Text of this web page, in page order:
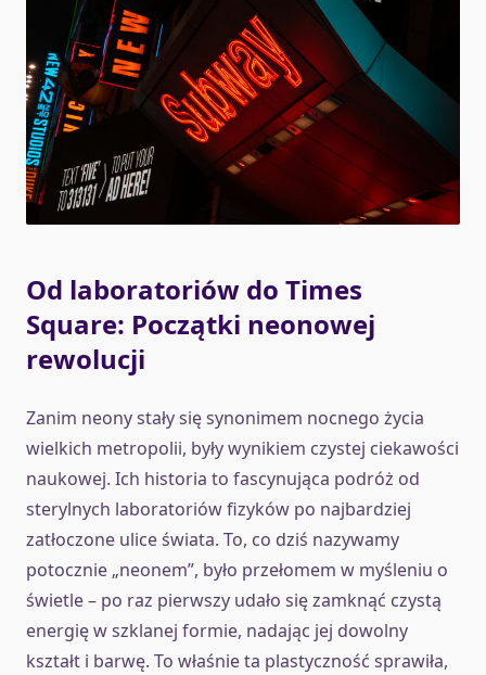
Od laboratoriów do Times
Square: Początki neonowej
rewolucji
Zanim neony stały się synonimem nocnego życia
wielkich metropolii, były wynikiem czystej ciekawości
naukowej. Ich historia to fascynująca podróż od
sterylnych laboratoriów fizyków po najbardziej
zatłoczone ulice świata. To, co dziś nazywamy
potocznie „neonem”, było przełomem w myśleniu o
świetle – po raz pierwszy udało się zamknąć czystą
energię w szklanej formie, nadając jej dowolny
kształt i barwę. To właśnie ta plastyczność sprawiła,